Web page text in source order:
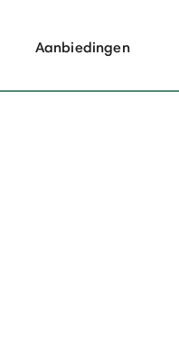
Aanbiedingen